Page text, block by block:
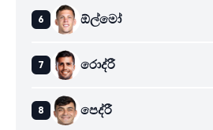
ඕල්මෝ
රොද්රී
පෙද්රී